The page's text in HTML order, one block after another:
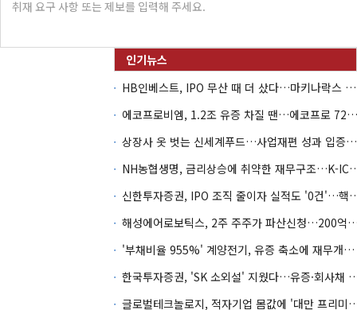
HB인베스트, IPO 무산 때 더 샀다…마키나락스 투자 2.7배 회수
에코프로비엠, 1.2조 유증 차질 땐…에코프로 7270억 '독박'
상장사 옷 벗는 신세계푸드…사업재편 성과 입증할까
NH농협생명, 금리상승에 취
신한투자증권, IPO 조직 줄
해성에어로보틱스, 2주 주주가 파산
'부채비율 955%' 계양전기, 유증 축소에 재무개선 효과 '뚝'
한국투자증권, 'SK 소외설' 지웠
글로벌테크놀로지, 적자기업 몸값